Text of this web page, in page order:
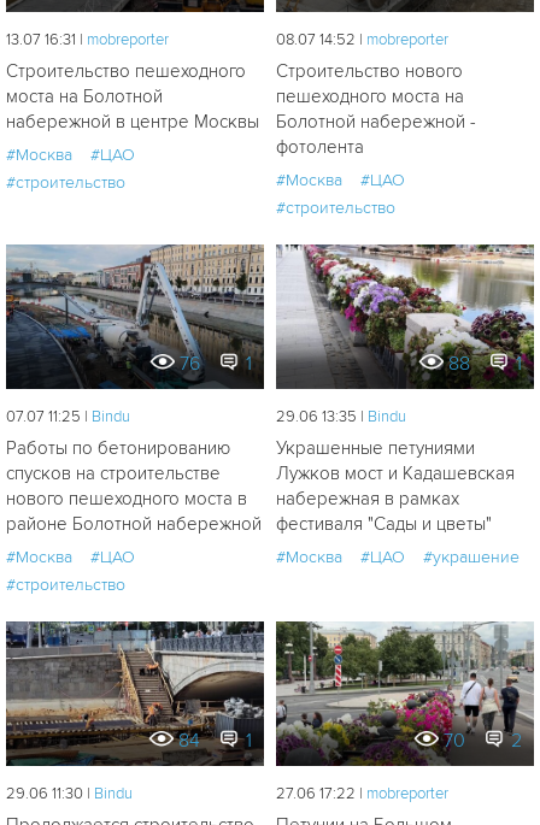
13.07 16:31 | mobreporter
Строительство пешеходного
моста на Болотной
набережной в центре Москвы
#Москва
#ЦАО
#строительство
08.07 14:52 | mobreporter
Строительство нового
пешеходного моста на
Болотной набережной -
фотолента
#Москва
#ЦАО
#строительство
76 1
07.07 11:25 | Bindu
Работы по бетонированию
спусков на строительстве
нового пешеходного моста в
районе Болотной набережной
#Москва
#ЦАО
#строительство
88 1
29.06 13:35 | Bindu
Украшенные петуниями
Лужков мост и Кадашевская
набережная в рамках
фестиваля "Сады и цветы"
#Москва #ЦАО #украшение
84 1
29.06 11:30 | Bindu
70 2
27.06 17:22 | mobreporter